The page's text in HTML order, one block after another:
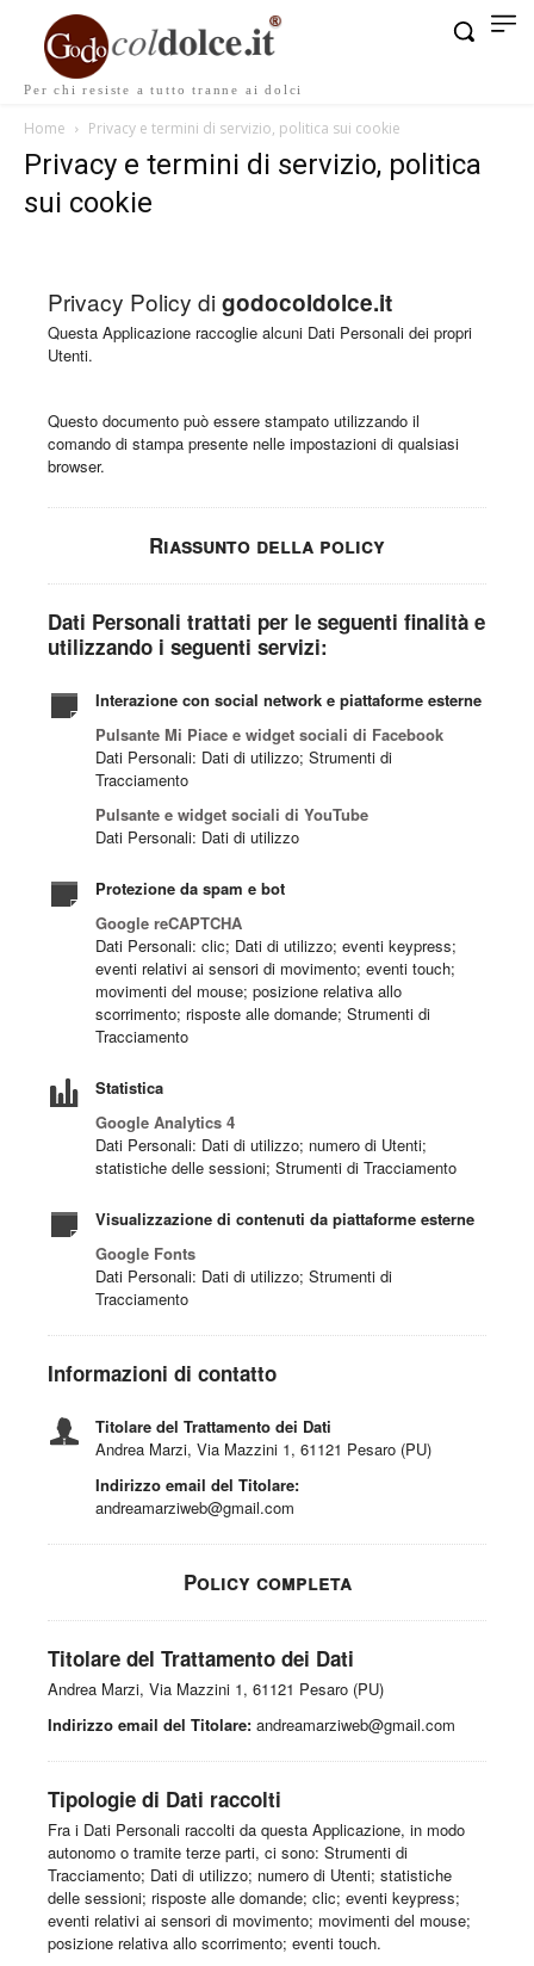
Per chi resiste a tutto tranne ai dolci
Home Privacy e termini di servizio, politica sui cookie
Privacy e termini di servizio, politica
sui cookie
Privacy Policy di godocoldolce.it
Questa Applicazione raccoglie alcuni Dati Personali dei propri
Utenti.
Questo documento può essere stampato utilizzando il
comando di stampa presente nelle impostazioni di qualsiasi
browser.
Riassunto della policy
Dati Personali trattati per le seguenti finalità e
utilizzando i seguenti servizi:
Interazione con social network e piattaforme esterne
Pulsante Mi Piace e widget sociali di Facebook
Dati Personali: Dati di utilizzo; Strumenti di
Tracciamento
Pulsante e widget sociali di YouTube
Dati Personali: Dati di utilizzo
Protezione da spam e bot
Google reCAPTCHA
Dati Personali: clic; Dati di utilizzo; eventi keypress;
eventi relativi ai sensori di movimento; eventi touch;
movimenti del mouse; posizione relativa allo
scorrimento; risposte alle domande; Strumenti di
Tracciamento
Statistica
Google Analytics 4
Dati Personali: Dati di utilizzo; numero di Utenti;
statistiche delle sessioni; Strumenti di Tracciamento
Visualizzazione di contenuti da piattaforme esterne
Google Fonts
Dati Personali: Dati di utilizzo; Strumenti di
Tracciamento
Informazioni di contatto
Titolare del Trattamento dei Dati
Andrea Marzi, Via Mazzini 1, 61121 Pesaro (PU)
Indirizzo email del Titolare:
andreamarziweb@gmail.com
Policy completa
Titolare del Trattamento dei Dati
Andrea Marzi, Via Mazzini 1, 61121 Pesaro (PU)
Indirizzo email del Titolare: andreamarziweb@gmail.com
Tipologie di Dati raccolti
Fra i Dati Personali raccolti da questa Applicazione, in modo
autonomo o tramite terze parti, ci sono: Strumenti di
Tracciamento; Dati di utilizzo; numero di Utenti; statistiche
delle sessioni; risposte alle domande; clic; eventi keypress;
eventi relativi ai sensori di movimento; movimenti del mouse;
posizione relativa allo scorrimento; eventi touch.